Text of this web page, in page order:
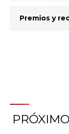
Premios y
Acerca